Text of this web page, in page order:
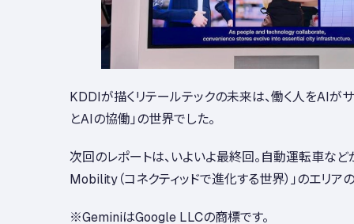
KDDIが描くリテールテックの未来は、働く人をAIがサ
とAIの協働」の世界でした。
次回のレポートは、いよいよ最終回。自動運転車な
Mobility（コネクティッドで進化する世界）」のエリア
※GeminiはGoogle LLCの商標です。